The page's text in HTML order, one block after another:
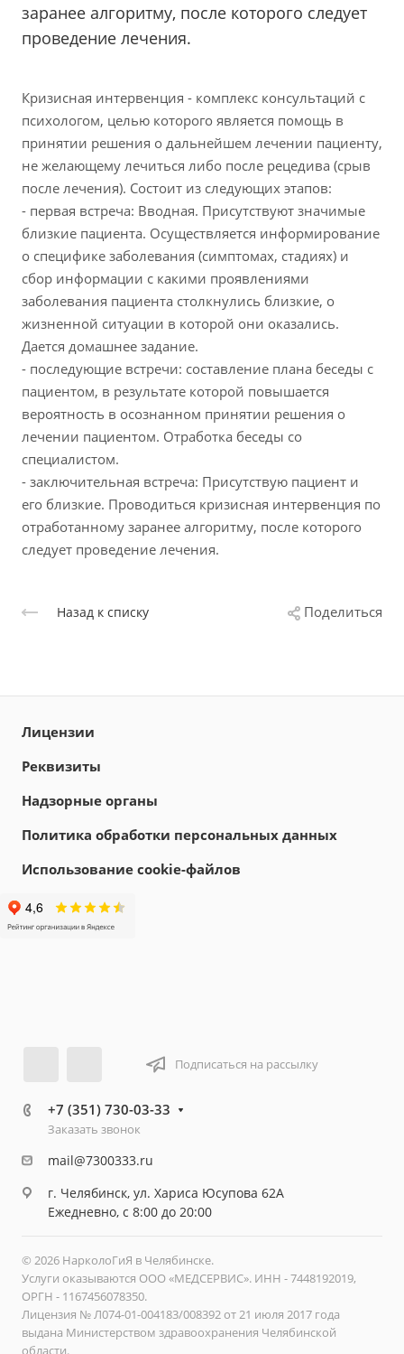
заранее алгоритму, после которого следует
проведение лечения.
Кризисная интервенция - комплекс консультаций с
психологом, целью которого является помощь в
принятии решения о дальнейшем лечении пациенту,
не желающему лечиться либо после рецедива (срыв
после лечения). Состоит из следующих этапов:
- первая встреча: Вводная. Присутствуют значимые
близкие пациента. Осуществляется информирование
о специфике заболевания (симптомах, стадиях) и
сбор информации с какими проявлениями
заболевания пациента столкнулись близкие, о
жизненной ситуации в которой они оказались.
Дается домашнее задание.
- последующие встречи: составление плана беседы с
пациентом, в результате которой повышается
вероятность в осознанном принятии решения о
лечении пациентом. Отработка беседы со
специалистом.
- заключительная встреча: Присутствую пациент и
его близкие. Проводиться кризисная интервенция по
отработанному заранее алгоритму, после которого
следует проведение лечения.
Назад к списку Поделиться
Лицензии
Реквизиты
Надзорные органы
Политика обработки персональных данных
Использование cookie-файлов
Подписаться на рассылку
+7 (351) 730-03-33
Заказать звонок
mail@7300333.ru
г. Челябинск, ул. Хариса Юсупова 62А
Ежедневно, с 8:00 до 20:00
© 2026 НарколоГиЯ в Челябинске.
Услуги оказываются ООО «МЕДСЕРВИС». ИНН - 7448192019,
ОРГН - 1167456078350.
Лицензия № Л074-01-004183/008392 от 21 июля 2017 года
выдана Министерством здравоохранения Челябинской
области.